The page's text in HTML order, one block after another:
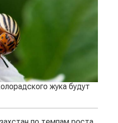
жука будут